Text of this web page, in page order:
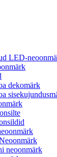
LED-
dekomärk
neoonmärk